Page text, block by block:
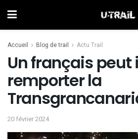
Accueil Blog de trail Actu Trail
Un français peut
remporter la
20 février 2024